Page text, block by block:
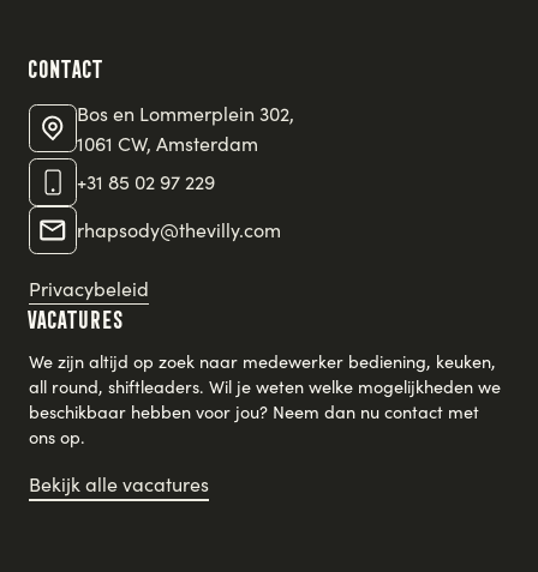
Contact
Bos en Lommerplein 302,
1061 CW, Amsterdam
+31 85 02 97 229
rhapsody@thevilly.com
Privacybeleid
Vacatures
We zijn altijd op zoek naar medewerker bediening, keuken,
all round, shiftleaders. Wil je weten welke mogelijkheden we
beschikbaar hebben voor jou? Neem dan nu contact met
ons op.
Bekijk alle vacatures